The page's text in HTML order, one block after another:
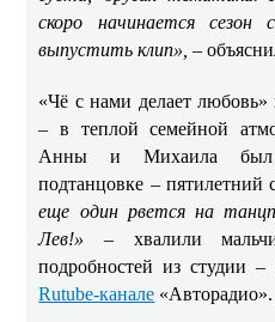
скоро начинается сезон
выпустить клип», –
«Чё с нами делает любовь»
– в теплой семейной
Анны и Михаила был
подтанцовке – пятилетний
еще один рвется на
Лев!» – хвалили
подробностей из студии
Rutube-канале «Авторадио».